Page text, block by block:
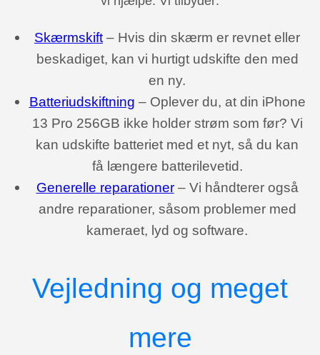
Skærmskift – Hvis din skærm er revnet eller
beskadiget, kan vi hurtigt udskifte den med
en ny.
Batteriudskiftning – Oplever du, at din iPhone
13 Pro 256GB ikke holder strøm som før? Vi
kan udskifte batteriet med et nyt, så du kan
få længere batterilevetid.
Generelle reparationer– Vi håndterer også
andre reparationer, såsom problemer med
kameraet, lyd og software.
Vejledning og meget
mere